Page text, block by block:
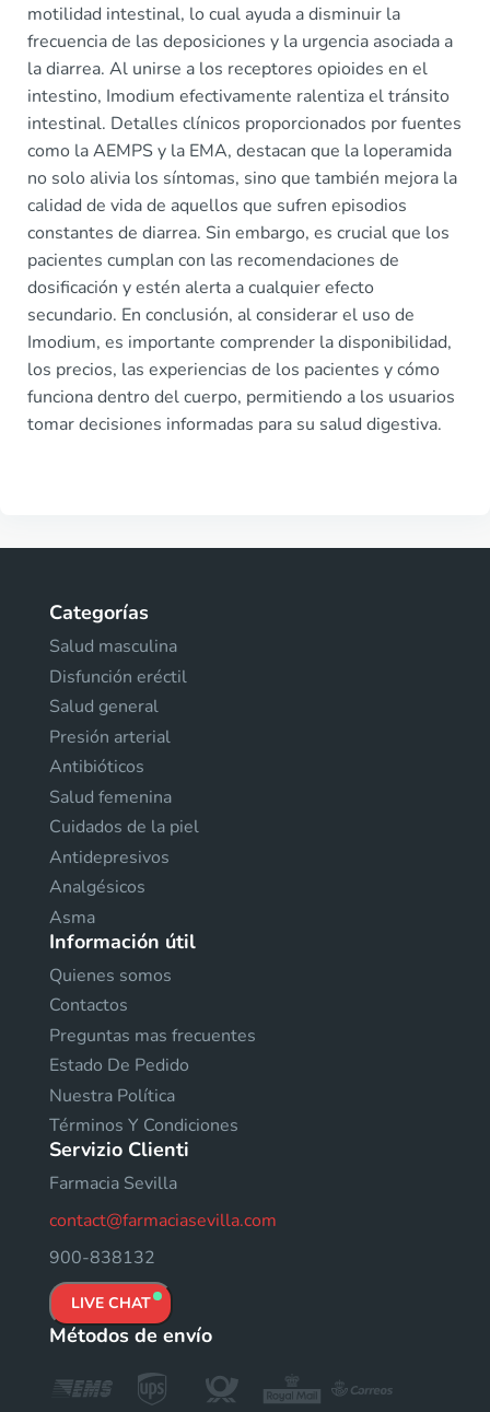
motilidad intestinal, lo cual ayuda a disminuir la
frecuencia de las deposiciones y la urgencia asociada a
la diarrea. Al unirse a los receptores opioides en el
intestino, Imodium efectivamente ralentiza el tránsito
intestinal. Detalles clínicos proporcionados por fuentes
como la AEMPS y la EMA, destacan que la loperamida
no solo alivia los síntomas, sino que también mejora la
calidad de vida de aquellos que sufren episodios
constantes de diarrea. Sin embargo, es crucial que los
pacientes cumplan con las recomendaciones de
dosificación y estén alerta a cualquier efecto
secundario. En conclusión, al considerar el uso de
Imodium, es importante comprender la disponibilidad,
los precios, las experiencias de los pacientes y cómo
funciona dentro del cuerpo, permitiendo a los usuarios
tomar decisiones informadas para su salud digestiva.
Categorías
Salud masculina
Disfunción eréctil
Salud general
Presión arterial
Antibióticos
Salud femenina
Cuidados de la piel
Antidepresivos
Analgésicos
Asma
Información útil
Quienes somos
Contactos
Preguntas mas frecuentes
Estado De Pedido
Nuestra Política
Términos Y Condiciones
Servizio Clienti
Farmacia Sevilla
contact@farmaciasevilla.com
900-838132
LIVE CHAT
Métodos de envío